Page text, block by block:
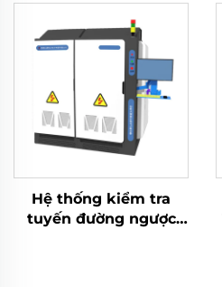
Hệ thống kiểm tra
tuyến đường ngược